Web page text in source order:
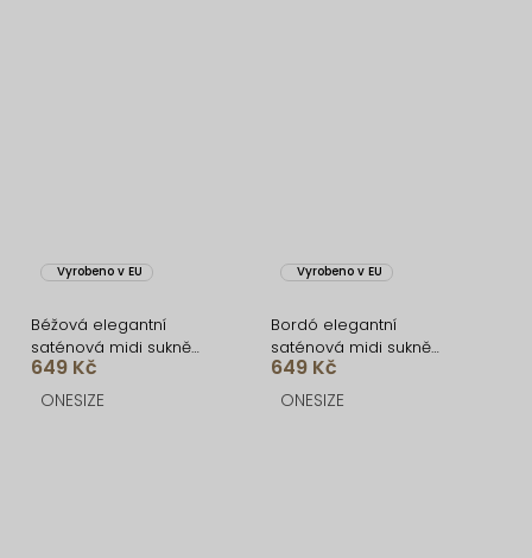
Vyrobeno v EU
Béžová elegantní
saténová midi sukně
SKAYA
649 Kč
ONESIZE
Vyrobeno v EU
Bordó elegantní
saténová midi sukně
SKAYA
649 Kč
ONESIZE